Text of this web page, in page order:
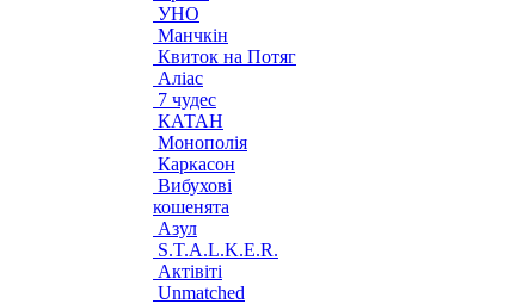
УНО
Манчкін
Квиток на Потяг
Аліас
7 чудес
КАТАН
Монополія
Каркасон
Вибухові
кошенята
Азул
S.T.A.L.K.E.R.
Актівіті
Unmatched